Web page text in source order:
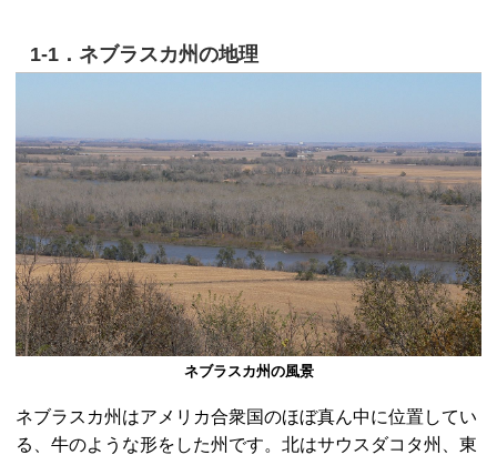
1-1．ネブラスカ州の地理
ネブラスカ州の風景
ネブラスカ州はアメリカ合衆国のほぼ真ん中に位置してい
る、牛のような形をした州です。北はサウスダコタ州、東